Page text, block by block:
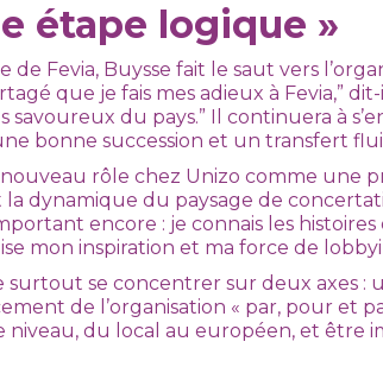
étape logique »
de Fevia, Buysse fait le saut vers
que je fais mes adieux à Fevia,”
du pays.” Il continuera à
bonne succession et un transfert
rôle chez Unizo comme une
la dynamique du paysage de
encore : je connais les
mon inspiration et ma force de
surtout se concentrer sur deux axes
de l’organisation « par, pour et
du local au européen, et être